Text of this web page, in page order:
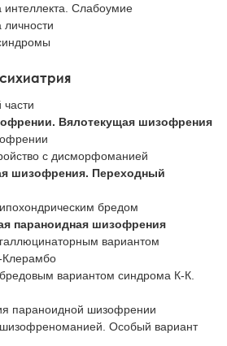
интеллекта. Слабоумие
личности
части
Вялотекущая шизофрения
с дисморфоманией
шизофрения. Переходный
бредом
параноидная шизофрения
вариантом
Клерамбо
вариантом синдрома К-К.
параноидной шизофрении
Особый вариант